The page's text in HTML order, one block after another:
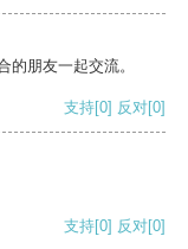
的朋友一起交流。
支持[0] 反对[0]
支持[0] 反对[0]